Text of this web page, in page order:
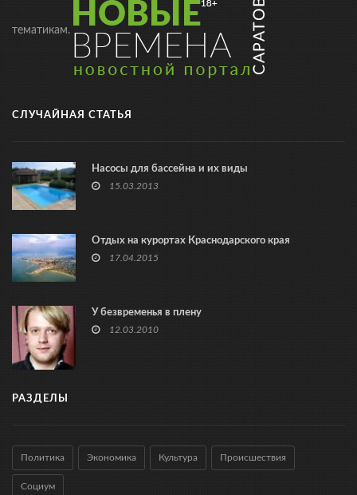
тематикам.
СЛУЧАЙНАЯ СТАТЬЯ
Насосы для бассейна и их виды
15.03.2013
Отдых на курортах Краснодарского края
17.04.2015
У безвременья в плену
12.03.2010
РАЗДЕЛЫ
Политика Экономика Культура Происшествия
Социум